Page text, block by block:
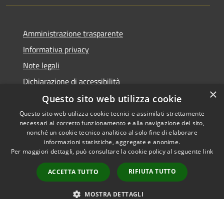
Amministrazione trasparente
Informativa privacy
Note legali
Dichiarazione di accessibilità
Accessibilità
Privacy
Mappa del sito
Copyright © 2026 • Comune di
Recanati • Powered by
Municipium•Accesso
redazione
×
Questo sito web utilizza cookie
Questo sito web utilizza cookie tecnici e assimilati strettamente
necessari al corretto funzionamento e alla navigazione del sito,
nonché un cookie tecnico analitico al solo fine di elaborare
informazioni statistiche, aggregate e anonime.
Per maggiori dettagli, può consultare la cookie policy al seguente link
ACCETTA TUTTO RIFIUTA TUTTO
MOSTRA DETTAGLI